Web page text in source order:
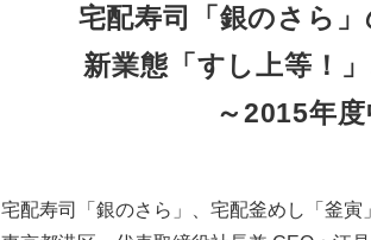
宅配寿司「銀のさら
新業態「すし上等！
～2015年
宅配寿司「銀のさら」、宅配釜めし「釜